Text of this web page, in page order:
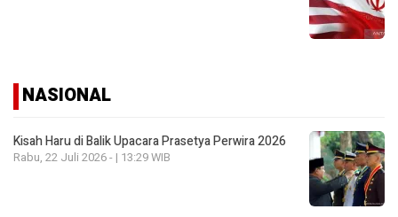
NASIONAL
Kisah Haru di Balik Upacara Prasetya Perwira 2026
Rabu, 22 Juli 2026 - | 13:29 WIB